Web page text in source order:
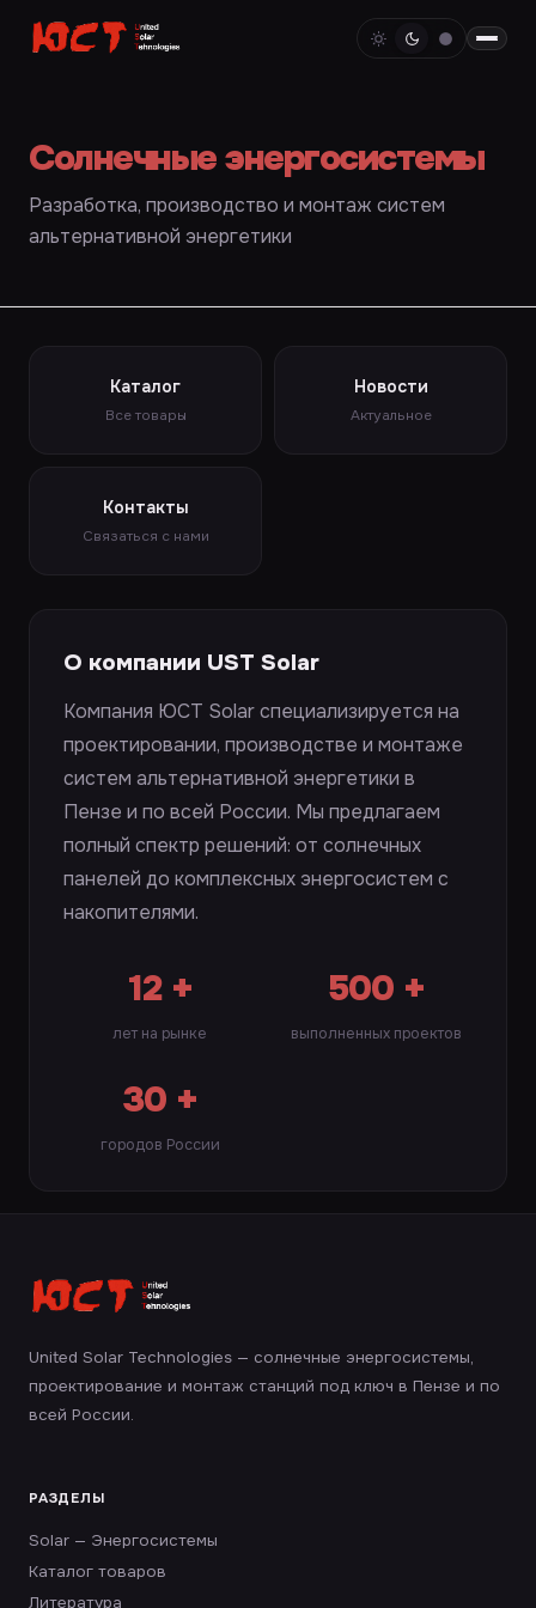
Солнечные энергосистемы
Разработка, производство и монтаж систем
альтернативной энергетики
Каталог
Все товары
Новости
Актуальное
Контакты
Связаться с нами
О компании UST Solar
Компания ЮСТ Solar специализируется на
проектировании, производстве и монтаже
систем альтернативной энергетики в
Пензе и по всей России. Мы предлагаем
полный спектр решений: от солнечных
панелей до комплексных энергосистем с
накопителями.
12 +
лет на рынке
500 +
выполненных проектов
30 +
городов России
United Solar Technologies — солнечные энергосистемы,
проектирование и монтаж станций под ключ в Пензе и по
всей России.
РАЗДЕЛЫ
Solar — Энергосистемы
Каталог товаров
Литература